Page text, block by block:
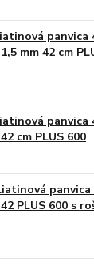
panvica
mm 42 cm
panvica
cm PLUS 600
panvica
PLUS 600 s